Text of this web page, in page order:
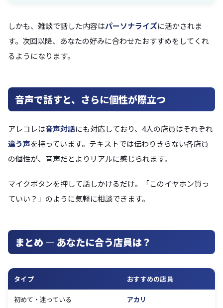
しかも、雑談で話した内容はパーソナライズに活かされま
す。次回以降、あなたの好みに合わせたおすすめをしてくれ
るようになります。
音声で話すと、さらに個性が際立つ
アレコレは音声対話にも対応しており、4人の店員はそれぞれ
違う声を持っています。テキストでは伝わりきらない各店員
の個性が、音声だとよりリアルに感じられます。
マイクボタンを押して話しかけるだけ。「このイヤホン買っ
ていい？」のように気軽に相談できます。
まとめ — あなたに合う店員は？
タイプ おすすめの店員
初めて・迷っている アカリ